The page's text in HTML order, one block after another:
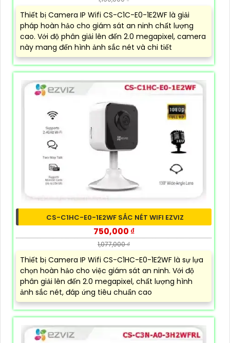
Thiết bị Camera IP Wifi CS-C1C-E0-1E2WF là giải
pháp hoàn hảo cho giám sát an ninh chất lượng
cao. Với độ phân giải lên đến 2.0 megapixel, camera
này mang đến hình ảnh sắc nét và chi tiết
CS-C1HC-E0-1E2WF SẮC NÉT WIFI EZVIZ
750,000 ₫
1,077,000 ₫
Thiết bị Camera IP Wifi CS-C1HC-E0-1E2WF là sự lựa
chọn hoàn hảo cho việc giám sát an ninh. Với độ
phân giải lên đến 2.0 megapixel, chất lượng hình
ảnh sắc nét, đáp ứng tiêu chuẩn cao